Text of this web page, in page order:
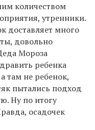
количеством
утренники.
доставляет много
довольно
Мороза
ребенка
там не ребенок,
пытались подход
Ну по итогу
осадочек